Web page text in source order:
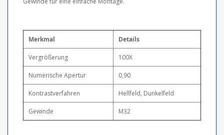
Merkmal Details
Vergrößerung 100X
Numerische Apertur 0,90
Kontrastverfahren Hellfeld, Dunkelfeld
Gewinde M32